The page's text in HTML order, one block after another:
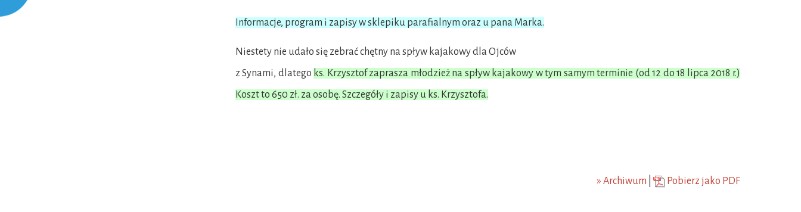
Informacje, program i zapisy w sklepiku parafialnym oraz u pana Marka.
Niestety nie udało się zebrać chętny na spływ kajakowy dla Ojców
z Synami, dlatego ks. Krzysztof zaprasza młodzież na spływ kajakowy w tym samym terminie (od 12 do 18 lipca 2018 r.)
Koszt to 650 zł. za osobę. Szczegóły i zapisy u ks. Krzysztofa.
» Archiwum Pobierz jako PDF